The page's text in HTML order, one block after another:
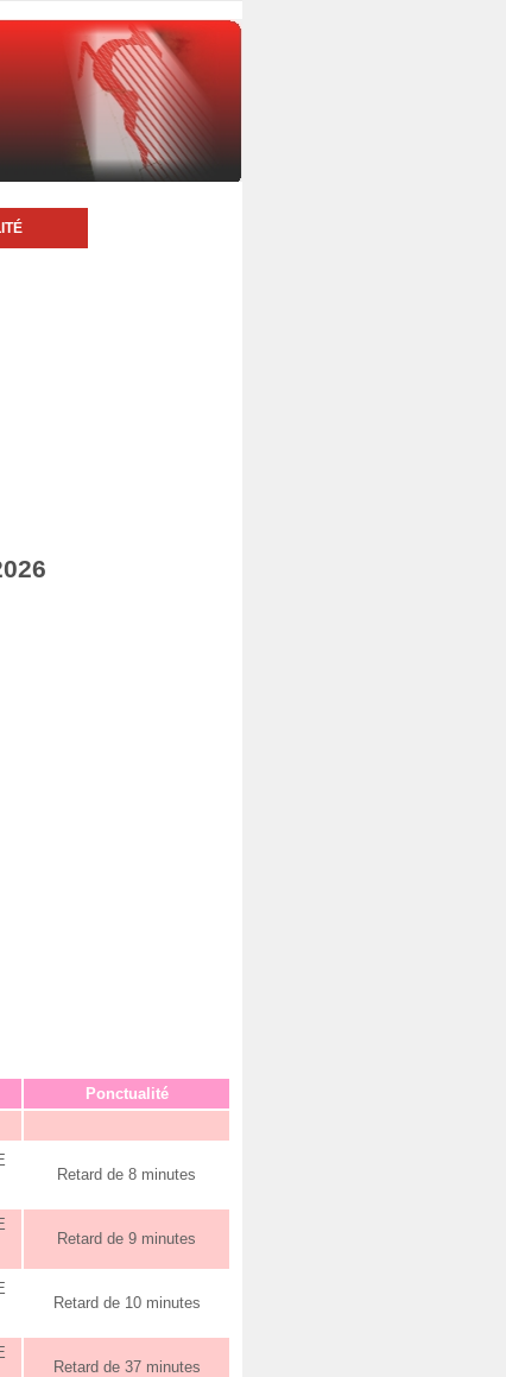
Ponctualité
Retard de 8 minutes
Retard de 9 minutes
Retard de 10 minutes
Retard de 37 minutes